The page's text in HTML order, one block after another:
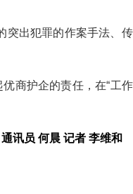
出犯罪的作案手法、传
商护企的责任，在“工
讯员 何晨 记者 李维和